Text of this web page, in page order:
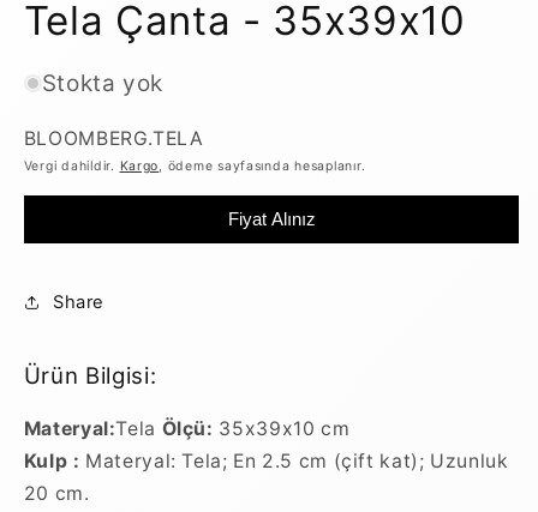
Tela Çanta - 35x39x10
Stokta yok
SKU:
BLOOMBERG.TELA
Vergi dahildir. Kargo, ödeme sayfasında hesaplanır.
Fiyat Alınız
Share
Ürün Bilgisi:
Materyal:Tela Ölçü: 35x39x10 cm
Kulp : Materyal: Tela; En 2.5 cm (çift kat); Uzunluk
20 cm.